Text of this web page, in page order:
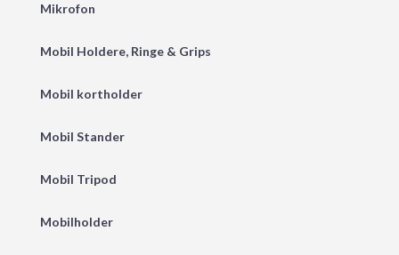
Mikrofon
Mobil Holdere, Ringe & Grips
Mobil kortholder
Mobil Stander
Mobil Tripod
Mobilholder